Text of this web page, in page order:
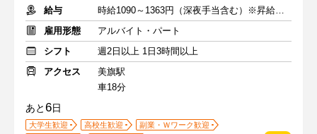
給与
時給1090～1363円（深夜手当含む）※昇給は随時あり
雇用形態
アルバイト・パート
シフト
週2日以上 1日3時間以上
アクセス
美旗駅
車18分
あと6日
大学生歓迎 高校生歓迎
副業・Ｗワーク歓迎